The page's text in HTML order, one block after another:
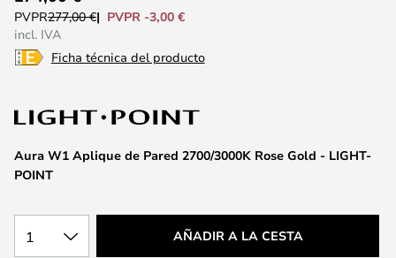
comienzo
de
de
Aura W1 Aplique de Pared 2700/3000K Rose Gold - LIGHT-
POINT
PVPR277,00 €
PVPR -3,00 €
incl. IVA
Ficha técnica del producto
1 AÑADIR A LA CESTA